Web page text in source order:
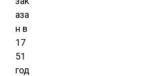
аза
н в
17
51
год